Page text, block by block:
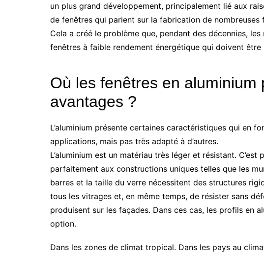
un plus grand développement, principalement lié aux
de fenêtres qui parient sur la fabrication de
Cela a créé le problème que, pendant des décennies,
fenêtres à faible rendement énergétique qui doivent être
Où les fenêtres en aluminium
avantages ?
L’aluminium présente certaines caractéristiques qui en
applications, mais pas très adapté à d’autres.
L’aluminium est un matériau très léger et résistant.
parfaitement aux constructions uniques telles que les
barres et la taille du verre nécessitent des structures
tous les vitrages et, en même temps, de résister sans
produisent sur les façades. Dans ces cas, les profils en
option.
Dans les zones de climat tropical. Dans les pays au